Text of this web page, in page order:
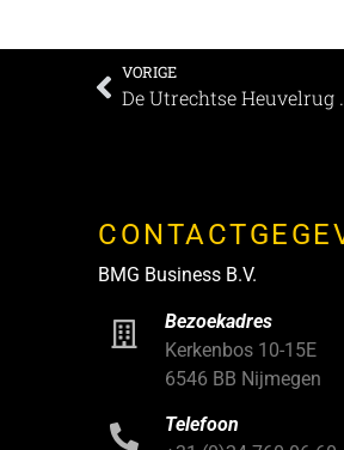
VORIGE
De Utrechtse
BMG Business B.V.
Bezoekadres
Kerkenbos 10-15E
6546 BB Nijmegen
Telefoon